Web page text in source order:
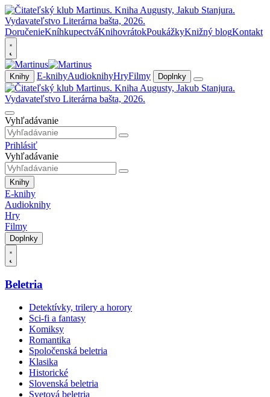
DoručenieKníhkupectváKnihovrátokPoukážkyKnižný blogKontakt
Knihy E-knihyAudioknihyHryFilmy Doplnky
Vyhľadávanie
Prihlásiť
Vyhľadávanie
Knihy
E-knihy
Audioknihy
Hry
Filmy
Doplnky
Beletria
Detektívky, trilery a horory
Sci-fi a fantasy
Komiksy
Romantika
Spoločenská beletria
Klasika
Historické
Slovenská beletria
Svetová beletria